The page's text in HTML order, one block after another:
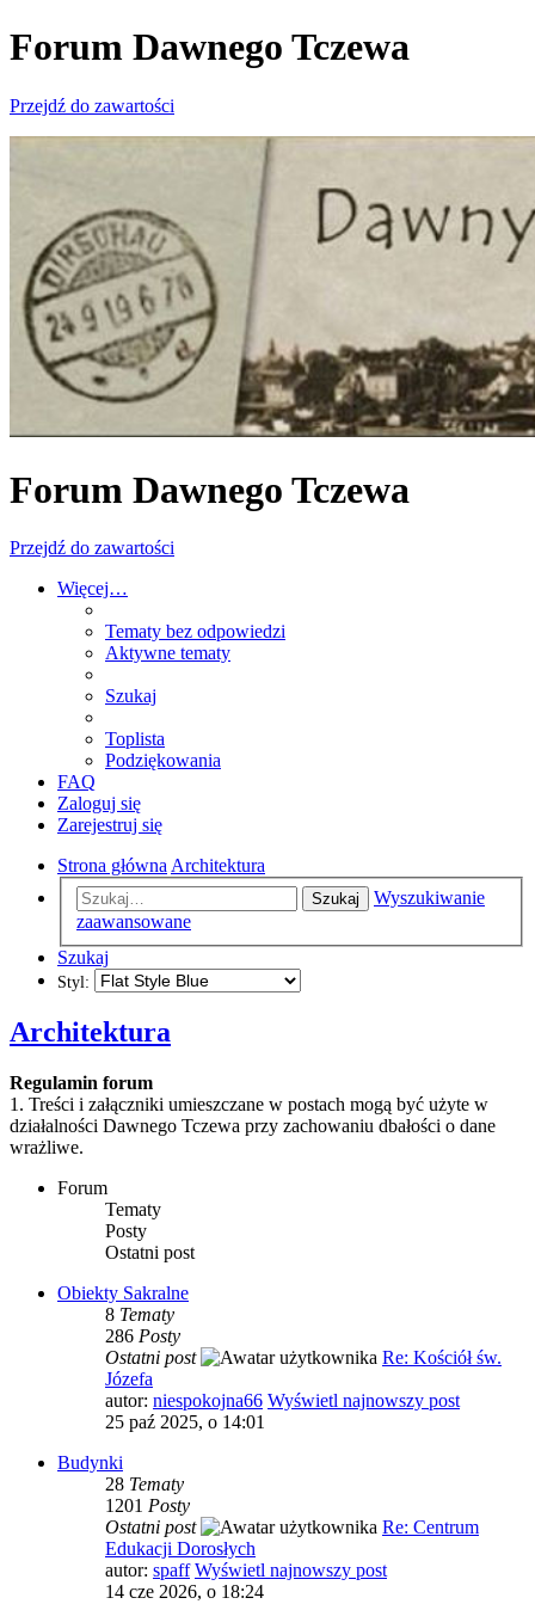
Forum Dawnego Tczewa
Przejdź do zawartości
Forum Dawnego Tczewa
Przejdź do zawartości
Więcej…
Tematy bez odpowiedzi
Aktywne tematy
Szukaj
Toplista
Podziękowania
FAQ
Zaloguj się
Zarejestruj się
Strona główna Architektura
Szukaj
Wyszukiwanie
zaawansowane
Szukaj
Styl:
Architektura
Regulamin forum
1. Treści i załączniki umieszczane w postach mogą być użyte w
działalności Dawnego Tczewa przy zachowaniu dbałości o dane
wrażliwe.
Forum
Tematy
Posty
Ostatni post
Obiekty Sakralne
8 Tematy
286 Posty
Ostatni post
Re: Kościół św.
Józefa
autor: niespokojna66 Wyświetl najnowszy post
25 paź 2025, o 14:01
Budynki
28 Tematy
1201 Posty
Ostatni post
Re: Centrum
Edukacji Dorosłych
autor: spaff Wyświetl najnowszy post
14 cze 2026, o 18:24